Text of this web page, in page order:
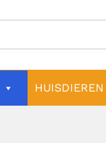
HUISDIEREN